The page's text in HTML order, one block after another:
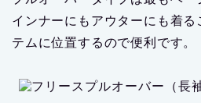
インナーにもアウターにも着る
テムに位置するので便利です。